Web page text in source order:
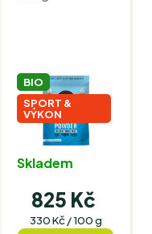
BIO
SPORT &
VÝKON
Skladem
825 Kč
Měrná
330 Kč / 100 g